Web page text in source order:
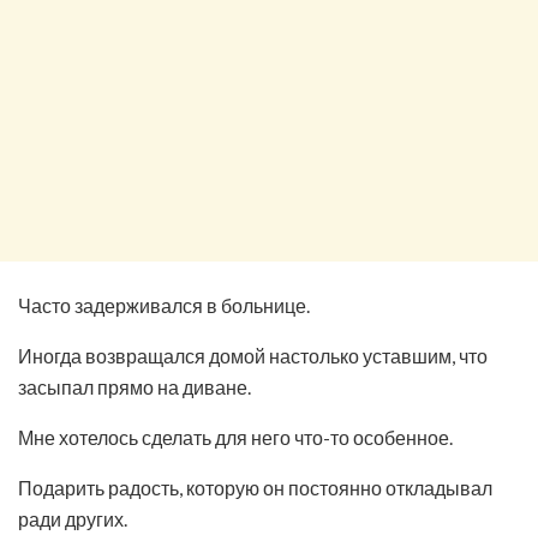
Часто задерживался в больнице.
Иногда возвращался домой настолько уставшим, что
засыпал прямо на диване.
Мне хотелось сделать для него что-то особенное.
Подарить радость, которую он постоянно откладывал
ради других.